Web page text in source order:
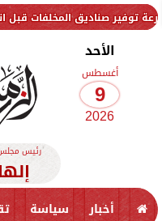
قبل انتهاء مهلة الـ15
الأحد
أغسطس
9
2026
رئيس مجلس
أخبار سياسة